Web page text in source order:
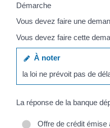
Démarche
Vous devez faire une
Vous devez faire cette
À noter
la loi ne prévoit pas de
La réponse de la banque
Offre de crédit émise